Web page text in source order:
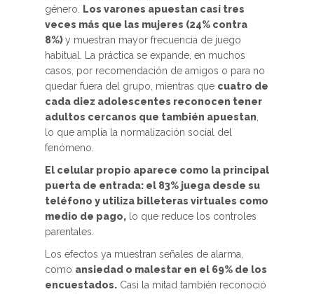
género.
Los varones apuestan casi tres
veces más que las mujeres (24% contra
8%)y muestran mayor frecuencia de juego
habitual. La práctica se expande, en muchos
casos, por recomendación de amigos o para no
quedar fuera del grupo, mientras que cuatro de
cada diez adolescentes reconocen tener
adultos cercanos que también apuestan
lo que amplía la normalización social del
fenómeno.
El celular propio aparece como la principal
puerta de entrada: el 83% juega desde su
teléfono y utiliza billeteras virtuales como
medio de pago, lo que reduce los controles
parentales.
Los efectos ya muestran señales de alarma,
como ansiedad o malestar en el 69% de los
encuestados. Casi la mitad también reconoció